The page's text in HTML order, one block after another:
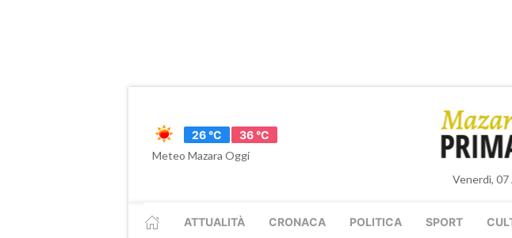
26 °C
36 °C
Meteo Mazara Oggi
Venerdì,
ATTUALITÀ CRONACA POLITICA SPORT